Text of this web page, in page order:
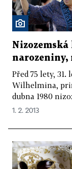
narozeniny,
Před 75 lety,
Wilhelmina,
dubna 1980
1. 2. 2013